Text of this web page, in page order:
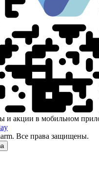
и акции в мобильном
Все права защищены.